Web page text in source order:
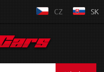
CZ SK